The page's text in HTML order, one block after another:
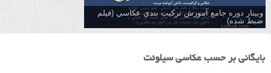
وبینار دوره جامع آموزش تركيب بندي عكاسي (فیلم
ضبط شده)
بایگانی بر حسب عکاسی سیلوئت